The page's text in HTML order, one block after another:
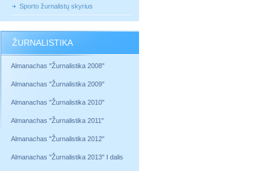
Sporto žurnalistų skyrius
ŽURNALISTIKA
Almanachas "Žurnalistika 2008"
Almanachas "Žurnalistika 2009"
Almanachas "Žurnalistika 2010"
Almanachas "Žurnalistika 2011"
Almanachas "Žurnalistika 2012"
Almanachas "Žurnalistika 2013" I dalis